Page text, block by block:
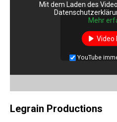
Mit dem Laden des
Mehr
Video
YouTube
Legrain Productions